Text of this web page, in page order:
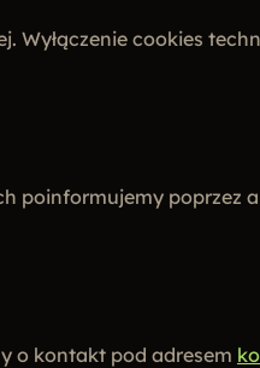
Wyłączenie cookies
poinformujemy poprzez
o kontakt pod adresem